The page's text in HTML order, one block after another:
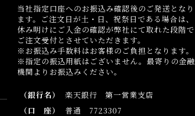
当社指定口座へのお振込み確認後のご発送となり
ます。ご注文日が土・日、祝祭日である場合は、
休み明けにご入金の確認が弊社にて取れた段階で
ご注文受付とさせていただきます。
※お振込み手数料はお客様のご負担となります。
※指定の振込用紙はございません。最寄りの金融
機関よりお振込みください。
（銀行名）
楽天銀行 第一営業支店
（口 座）
普通 7723307